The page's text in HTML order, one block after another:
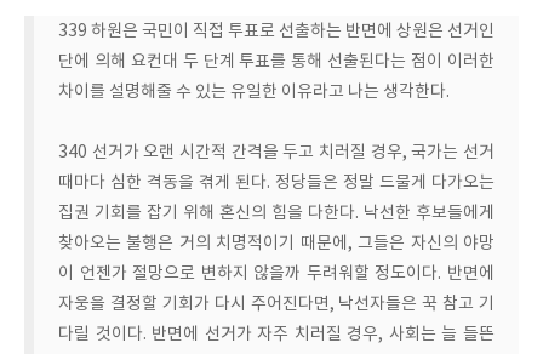
339 하원은 국민이 직접 투표로 선출하는 반면에 상원은 선거인
단에 의해 요컨대 두 단계 투표를 통해 선출된다는 점이 이러한
차이를 설명해줄 수 있는 유일한 이유라고 나는 생각한다.
340 선거가 오랜 시간적 간격을 두고 치러질 경우, 국가는 선거
때마다 심한 격동을 겪게 된다. 정당들은 정말 드물게 다가오는
집권 기회를 잡기 위해 혼신의 힘을 다한다. 낙선한 후보들에게
찾아오는 불행은 거의 치명적이기 때문에, 그들은 자신의 야망
이 언젠가 절망으로 변하지 않을까 두려워할 정도이다. 반면에
자웅을 결정할 기회가 다시 주어진다면, 낙선자들은 꾹 참고 기
다릴 것이다. 반면에 선거가 자주 치러질 경우, 사회는 늘 들뜬